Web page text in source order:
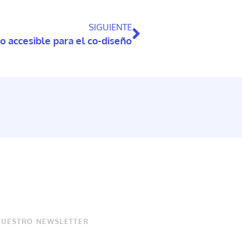
SIGUIENTE
accesible para el co-diseño
NEWSLETTER